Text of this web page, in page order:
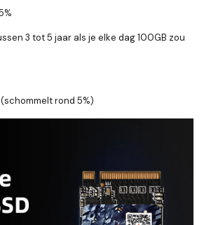
3 tot 5 jaar als je elke dag 100GB zou
rond 5%)